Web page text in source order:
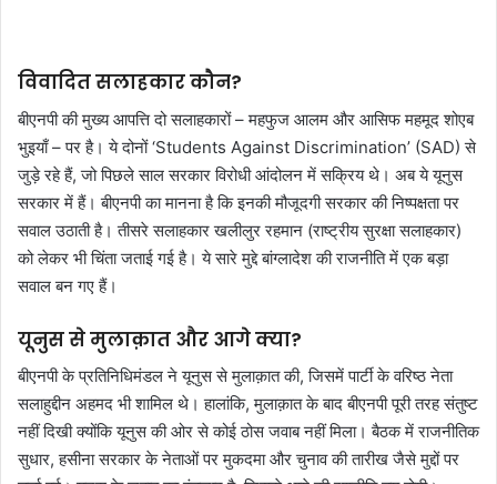
विवादित सलाहकार कौन?
बीएनपी की मुख्य आपत्ति दो सलाहकारों – महफुज आलम और आसिफ महमूद शोएब
भुइयाँ – पर है। ये दोनों ‘Students Against Discrimination’ (SAD) से
जुड़े रहे हैं, जो पिछले साल सरकार विरोधी आंदोलन में सक्रिय थे। अब ये यूनुस
सरकार में हैं। बीएनपी का मानना है कि इनकी मौजूदगी सरकार की निष्पक्षता पर
सवाल उठाती है। तीसरे सलाहकार खलीलुर रहमान (राष्ट्रीय सुरक्षा सलाहकार)
को लेकर भी चिंता जताई गई है। ये सारे मुद्दे बांग्लादेश की राजनीति में एक बड़ा
सवाल बन गए हैं।
यूनुस से मुलाक़ात और आगे क्या?
बीएनपी के प्रतिनिधिमंडल ने यूनुस से मुलाक़ात की, जिसमें पार्टी के वरिष्ठ नेता
सलाहुद्दीन अहमद भी शामिल थे। हालांकि, मुलाक़ात के बाद बीएनपी पूरी तरह संतुष्ट
नहीं दिखी क्योंकि यूनुस की ओर से कोई ठोस जवाब नहीं मिला। बैठक में राजनीतिक
सुधार, हसीना सरकार के नेताओं पर मुकदमा और चुनाव की तारीख जैसे मुद्दों पर